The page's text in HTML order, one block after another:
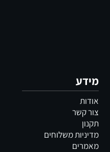
מידע
אודות
צור קשר
תקנון
מדיניות משלוחים
מאמרים